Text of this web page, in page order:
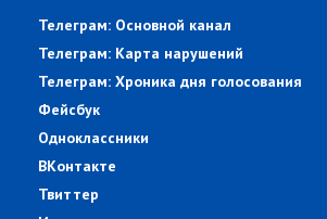
Телеграм: Основной канал
Телеграм: Карта нарушений
Телеграм: Хроника дня голосования
Фейсбук
Одноклассники
ВКонтакте
Твиттер